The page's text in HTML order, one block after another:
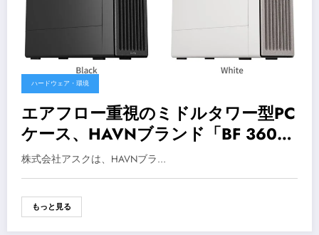
ハードウェア・環境
エアフロー重視のミドルタワー型PC
ケース、HAVNブランド「BF 360
Flow Solid」シリーズが登場
株式会社アスクは、HAVNブラ…
もっと見る